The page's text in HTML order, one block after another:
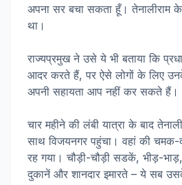
अपना सर बचा सकता हूँ। तेनालीराम
था।
राज्यप्रमुख ने उसे ये भी बताया कि
आदर करते हैं, पर ऐसे लोगों के लिए
अपनी सहायता आप नहीं कर सकते हैं।
चार महीने की लंबी यात्रा के बाद
साथ विजयनगर पहुंचा। वहां की
रह गया। चौड़ी-चौड़ी सडकें, भीड़-
दुकानें और शानदार इमारते – ये सब